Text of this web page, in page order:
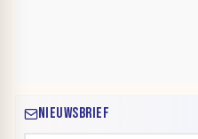
NIEUWSBRIEF